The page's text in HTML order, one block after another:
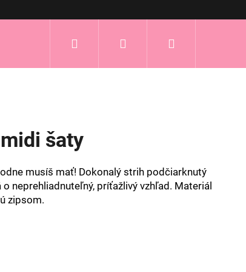
Prihlásenie
šaty
musíš mať! Dokonalý strih podčiarknutý
neprehliadnuteľný, príťažlivý vzhľad. Materiál
zipsom.